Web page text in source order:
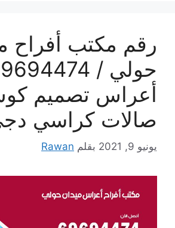
رقم مكتب أفراح
أعراس تصميم
صالات كراسي
يونيو 9, 2021 بقلم Rawan